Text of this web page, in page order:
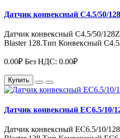
Датчик конвексный C4.5/50/
Датчик конвексный C4.5/50/
Blaster 128.Тип Конвексный
0.00₽ Без НДС: 0.00₽
Купить
Датчик конвексный EC6.5/10/
Датчик конвексный EC6.5/10/